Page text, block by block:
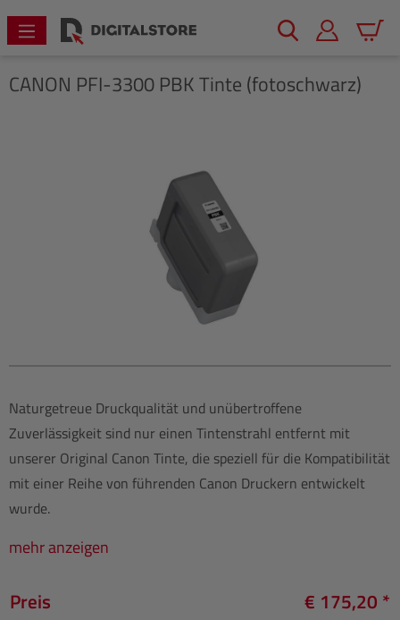
springen
CANON PFI-3300 PBK Tinte (fotoschwarz)
Naturgetreue Druckqualität und unübertroffene
Zuverlässigkeit sind nur einen Tintenstrahl entfernt mit
unserer Original Canon Tinte, die speziell für die Kompatibilität
mit einer Reihe von führenden Canon Druckern entwickelt
wurde.
mehr anzeigen
Preis € 175,20 *